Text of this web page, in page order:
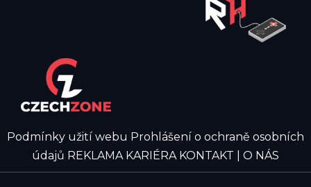
Podmínky užití webu Prohlášení o ochraně osobních
údajů REKLAMA KARIÉRA KONTAKT | O NÁS